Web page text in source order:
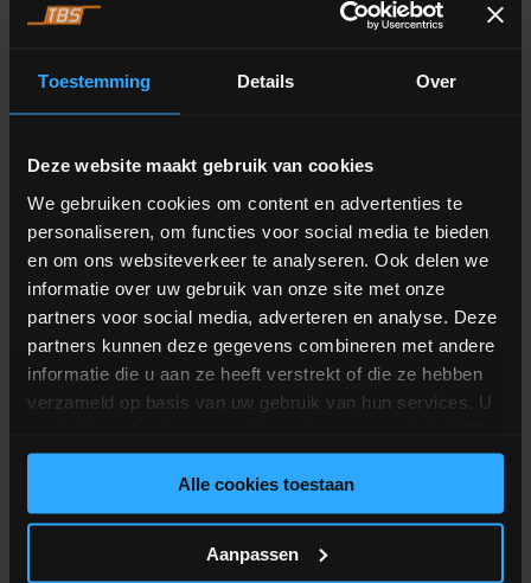
Toestemming Details Over
Deze website maakt gebruik van cookies
We gebruiken cookies om content en advertenties te
personaliseren, om functies voor social media te bieden
en om ons websiteverkeer te analyseren. Ook delen we
informatie over uw gebruik van onze site met onze
partners voor social media, adverteren en analyse. Deze
partners kunnen deze gegevens combineren met andere
informatie die u aan ze heeft verstrekt of die ze hebben
verzameld op basis van uw gebruik van hun services. U
gebruiken.
Alle cookies toestaan
Aanpassen
Voir l’équipements
ALFRA GCCDxy
Système de dosage et de pesage par conteneur pour les composants
Voir l’équipements